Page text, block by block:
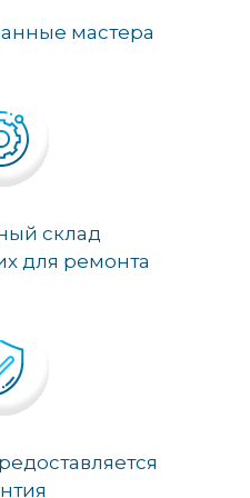
мастера
склад
для ремонта